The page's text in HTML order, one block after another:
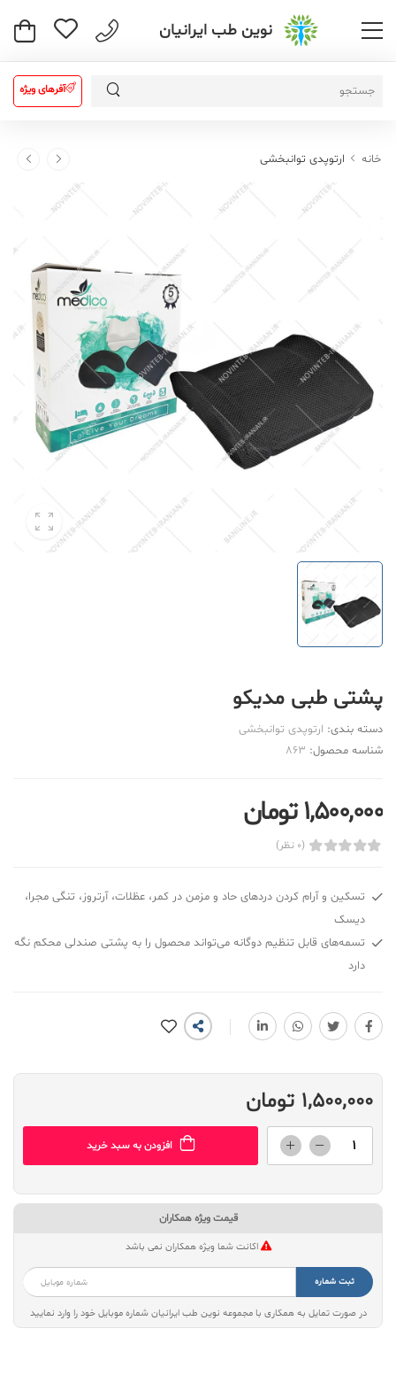
نوین طب ایرانیان
آفرهای ویژه
خانه ارتوپدی توانبخشی
پشتی طبی مدیکو
دسته بندی: ارتوپدی توانبخشی
شناسه محصول: 863
1,500,000 تومان
(0 نظر)
تسکین و آرام کردن دردهای حاد و مزمن در کمر، عظلات، آرتروز، تنگی مجرا،
دیسک
تسمه‌های قابل تنظیم دوگانه می‌تواند محصول را به پشتی صندلی محکم نگه
دارد
1,500,000 تومان
افزودن به سبد خرید
قیمت ویژه همکاران
اکانت شما ویژه همکاران نمی باشد
ثبت شماره
در صورت تمایل به همکاری با مجموعه نوین طب ایرانیان شماره موبایل خود را وارد نمایید